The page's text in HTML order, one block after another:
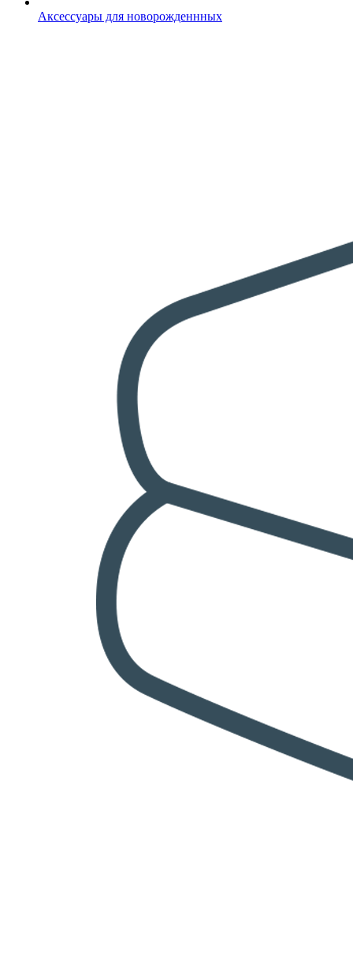
Аксессуары для новорожденнных